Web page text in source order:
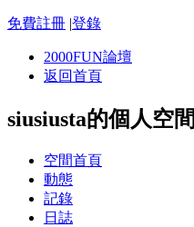
免費註冊 |登錄
2000FUN論壇
返回首頁
siusiusta的個人空間
空間首頁
動態
記錄
日誌